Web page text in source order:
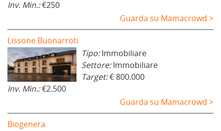
Inv. Min.:€250
Guarda su Mamacrowd >
Lissone Buonarroti
Tipo:Immobiliare
Settore:Immobiliare
Target:€ 800.000
Inv. Min.:€2.500
Guarda su Mamacrowd >
Biogenera